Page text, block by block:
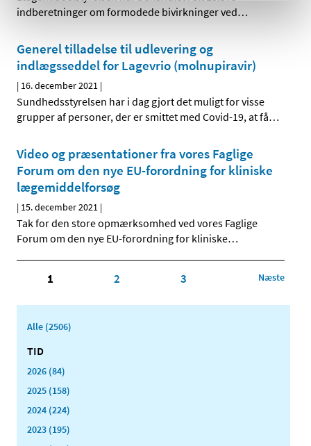
indberetninger om formodede bivirkninger ved…
Generel tilladelse til udlevering og
indlægsseddel for Lagevrio (molnupiravir)
| 16. december 2021 |
Sundhedsstyrelsen har i dag gjort det muligt for visse
grupper af personer, der er smittet med Covid-19, at få…
Video og præsentationer fra vores Faglige
Forum om den nye EU-forordning for kliniske
lægemiddelforsøg
| 15. december 2021 |
Tak for den store opmærksomhed ved vores Faglige
Forum om den nye EU-forordning for kliniske…
1 2 3 Næste
Alle (2506)
TID
2026 (84)
2025 (158)
2024 (224)
2023 (195)